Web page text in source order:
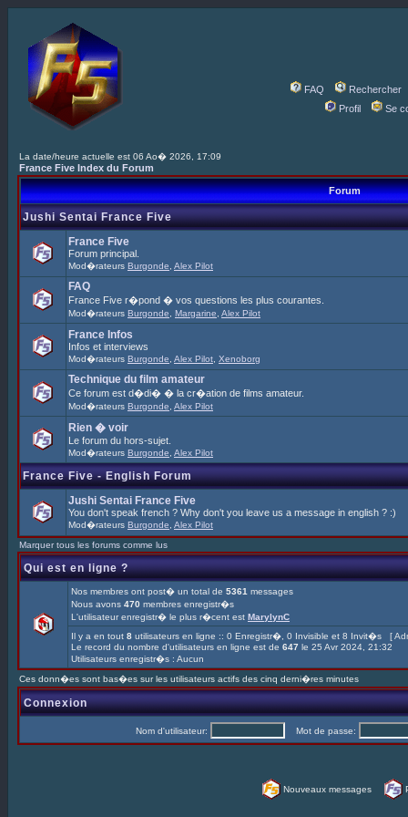
FAQ
Rechercher
Profil
Se
La date/heure actuelle est 06 Ao� 2026, 17:09
France Five Index du Forum
Forum
Jushi Sentai France Five
France Five
Forum principal.
Mod�rateurs Burgonde Alex Pilot
FAQ
France Five r�pond � vos questions les plus courantes.
Mod�rateurs Burgonde Margarine Alex Pilot
France Infos
Infos et interviews
Mod�rateurs Burgonde Alex Pilot Xenoborg
Technique du film amateur
Ce forum est d�di� � la cr�ation de films amateur.
Mod�rateurs Burgonde Alex Pilot
Rien � voir
Le forum du hors-sujet.
Mod�rateurs Burgonde Alex Pilot
France Five - English Forum
Jushi Sentai France Five
You don't speak french ? Why don't you leave us a message in english ? :)
Mod�rateurs Burgonde Alex Pilot
Marquer tous les forums comme lus
Qui est en ligne ?
Nos membres ont post� un total de 5361 messages
Nous avons 470 membres enregistr�s
L'utilisateur enregistr� le plus r�cent est MarylynC
Il y a en tout 8 utilisateurs en ligne :: 0 Enregistr�, 0 Invisible et 8 Invit�s [
Le record du nombre d'utilisateurs en ligne est de 647 le 25 Avr 2024, 21:32
Utilisateurs enregistr�s : Aucun
Ces donn�es sont bas�es sur les utilisateurs actifs des cinq derni�res minutes
Connexion
Nom d'utilisateur: Mot de passe:
Nouveaux messages